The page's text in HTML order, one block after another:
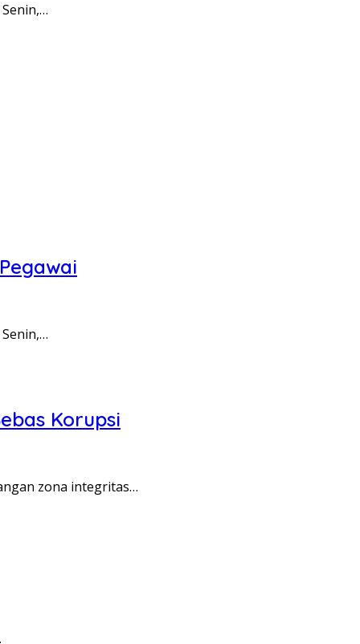
Korupsi
zona integritas…